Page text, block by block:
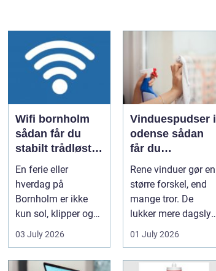
Wifi bornholm
sådan får du
stabilt trådløst
net på klippeøen
En ferie eller
hverdag på
Bornholm er ikke
kun sol, klipper og
strand. For mange
er en stabil intern...
03 July 2026
Vinduespudser i
odense sådan
får du
skinnende rene
ruder året rundt
Rene vinduer gør en
større forskel, end
mange tror. De
lukker mere dagslys
ind, får hjem og
erhvervs...
01 July 2026